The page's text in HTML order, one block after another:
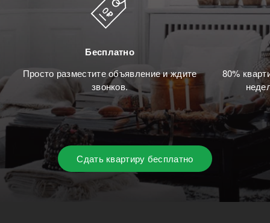
Бесплатно
Просто разместите объявление и ждите
звонков.
80%
Сдать квартиру бесплатно